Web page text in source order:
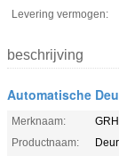
Levering vermogen:
beschrijving
Automatische
Merknaam:
GRH
Productnaam: